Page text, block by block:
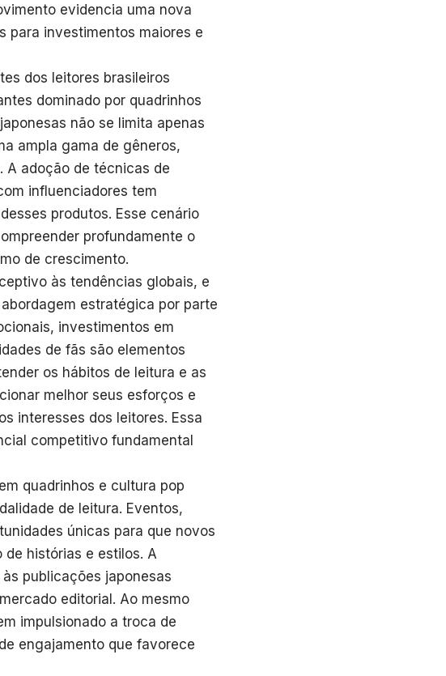
evidencia uma nova
para investimentos maiores e
dos leitores brasileiros
dominado por quadrinhos
não se limita apenas
ampla gama de gêneros,
A adoção de técnicas de
influenciadores tem
produtos. Esse cenário
profundamente o
de crescimento.
às tendências globais, e
estratégica por parte
investimentos em
de fãs são elementos
os hábitos de leitura e as
melhor seus esforços e
interesses dos leitores. Essa
competitivo fundamental
quadrinhos e cultura pop
de leitura. Eventos,
únicas para que novos
histórias e estilos. A
publicações japonesas
editorial. Ao mesmo
impulsionado a troca de
engajamento que favorece